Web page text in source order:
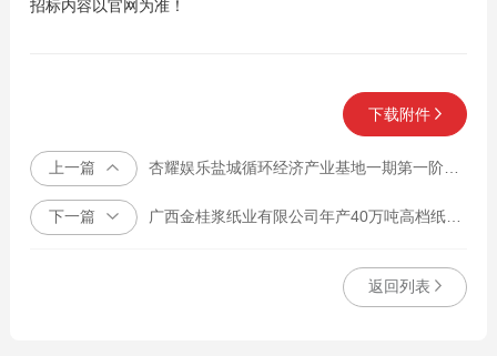
招标内容以官网为准！
下载附件
上一篇 杏耀娱乐盐城循环经济产业基地一期第一阶段 年产50万吨差别化纤维素纤维项目 钢结构工程招投标
下一篇 广西金桂浆纸业有限公司年产40万吨高档纸板扩建4#锅炉土建工程
返回列表